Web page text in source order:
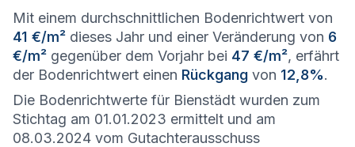
Mit einem durchschnittlichen Bodenrichtwert von
41 €/m² dieses Jahr und einer Veränderung von 6
€/m² gegenüber dem Vorjahr bei 47 €/m², erfährt
der Bodenrichtwert einen Rückgang von 12,8%.
Die Bodenrichtwerte für Bienstädt wurden zum
Stichtag am 01.01.2023 ermittelt und am
08.03.2024 vom Gutachterausschuss